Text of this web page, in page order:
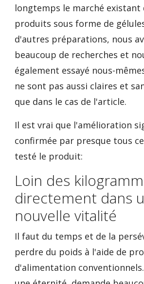
longtemps le marché existant
produits sous forme de
d'autres préparations, nous
beaucoup de recherches et
également essayé nous-
ne sont pas aussi claires et
que dans le cas de l'article.
Il est vrai que l'amélioration
confirmée par presque tous
testé le produit:
Loin des
directement dans
nouvelle vitalité
Il faut du temps et de la
perdre du poids à l'aide de
d'alimentation